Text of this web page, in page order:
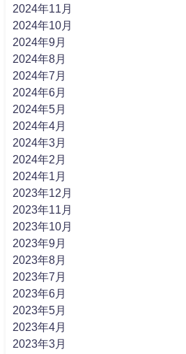
2024年11月
2024年10月
2024年9月
2024年8月
2024年7月
2024年6月
2024年5月
2024年4月
2024年3月
2024年2月
2024年1月
2023年12月
2023年11月
2023年10月
2023年9月
2023年8月
2023年7月
2023年6月
2023年5月
2023年4月
2023年3月